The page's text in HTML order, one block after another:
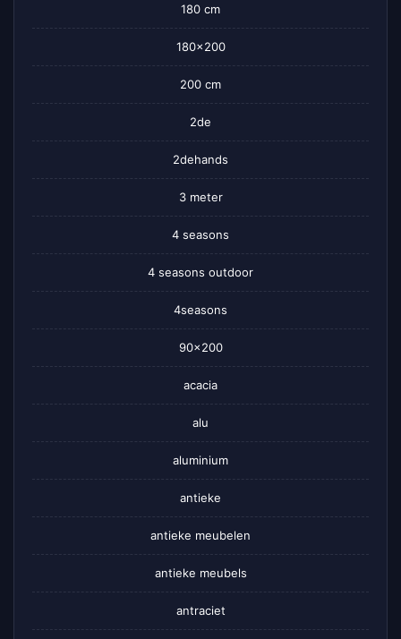
180 cm
180×200
200 cm
2de
2dehands
3 meter
4 seasons
4 seasons outdoor
4seasons
90×200
acacia
alu
aluminium
antieke
antieke meubelen
antieke meubels
antraciet